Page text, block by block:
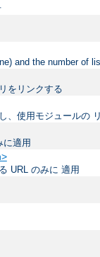
and the number of
をリンクする
、使用モジュールの
に適用
URL のみに 適用